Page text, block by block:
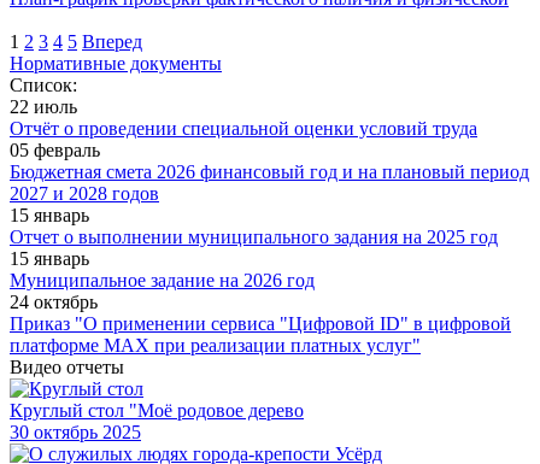
1 2 3 4 5 Вперед
Нормативные документы
Список:
22 июль
Отчёт о проведении специальной оценки условий труда
05 февраль
Бюджетная смета 2026 финансовый год и на плановый период
2027 и 2028 годов
15 январь
Отчет о выполнении муниципального задания на 2025 год
15 январь
Муниципальное задание на 2026 год
24 октябрь
Приказ "О применении сервиса "Цифровой ID" в цифровой
платформе МАХ при реализации платных услуг"
Видео отчеты
Круглый стол "Моё родовое дерево
30 октябрь 2025